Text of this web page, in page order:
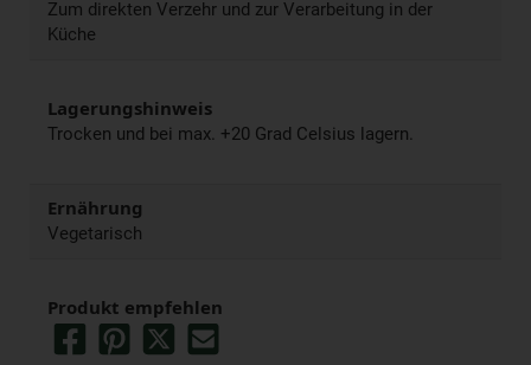
Zum direkten Verzehr und zur Verarbeitung in der
Küche
Lagerungshinweis
Trocken und bei max. +20 Grad Celsius lagern.
Ernährung
Vegetarisch
Produkt empfehlen